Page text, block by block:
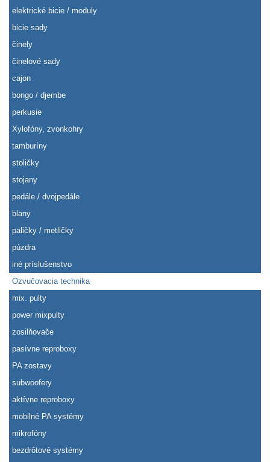
elektrické bicie / moduly
bicie sady
činely
činelové sady
cajon
bongo / djembe
perkusie
Xylofóny, zvonkohry
tamburíny
stoličky
stojany
pedále / dvojpedále
blany
paličky / metličky
púzdra
iné príslušenstvo
Ozvučovacia technika
mix. pulty
power mixpulty
zosilňovače
pasívne reproboxy
PA zostavy
subwoofery
aktívne reproboxy
mobilné PA systémy
mikrofóny
bezdrôtové systémy